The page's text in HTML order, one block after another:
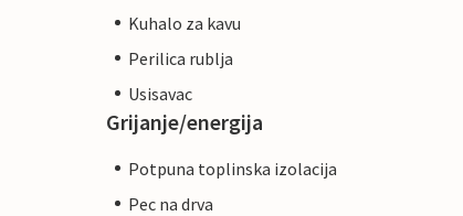
Kuhalo za kavu
Perilica rublja
Usisavac
Grijanje/energija
Potpuna toplinska izolacija
Pec na drva